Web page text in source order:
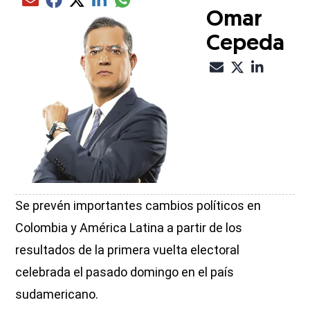
Compartir el artículo actual mediante Email
Compartir el artículo actual mediante Facebook
Compartir el artículo actual mediante Twitter
Compartir el artículo actual mediante LinkedIn
Compartir el artículo actual mediante
Omar
Cepeda
Se prevén importantes cambios políticos en
Colombia y América Latina a partir de los
resultados de la primera vuelta electoral
celebrada el pasado domingo en el país
sudamericano.